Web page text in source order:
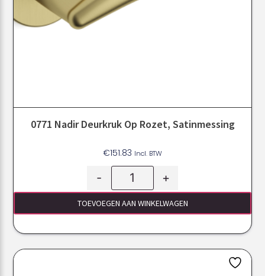
0771 Nadir Deurkruk Op Rozet, Satinmessing
€151.83 Incl. BTW
- +
TOEVOEGEN AAN WINKELWAGEN